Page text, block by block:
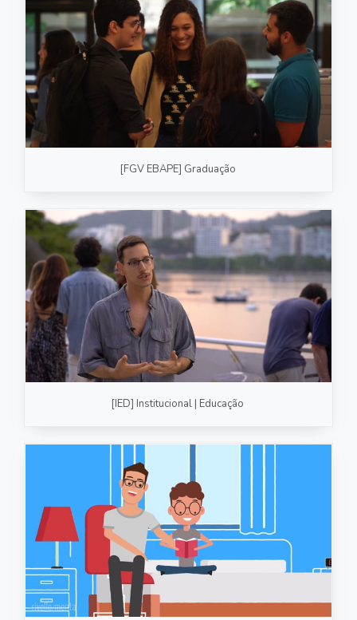
[FGV EBAPE] Graduação
[IED] Institucional | Educação